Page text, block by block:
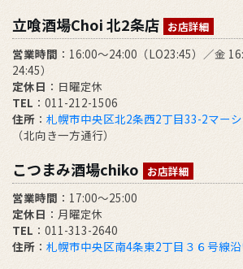
立喰酒場Choi 北2条店 お店詳細
営業時間 ：16:00～24:00（LO23:45）／金
24:45）
定休日 ：日曜定休
TEL ：011-212-1506
住所 ： 札幌市中央区北2条西2丁目33-2マー
（北向き一方通行）
こつまみ酒場chiko お店詳細
営業時間 ：17:00～25:00
定休日 ：月曜定休
TEL ：011-313-2640
住所 ： 札幌市中央区南4条東2丁目３６号線